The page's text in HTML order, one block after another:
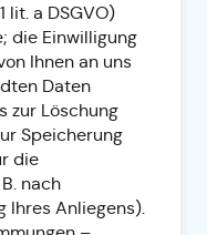
lit. a DSGVO)
die Einwilligung
Ihnen an uns
Daten
zur Löschung
Speicherung
die
nach
Ihres Anliegens).